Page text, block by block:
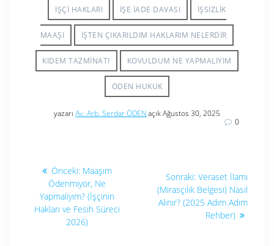
IŞÇI HAKLARI İŞE İADE DAVASI İŞSIZLIK
MAAŞI İŞTEN ÇIKARILDIM HAKLARIM NELERDIR
KIDEM TAZMINATI KOVULDUM NE YAPMALIYIM
ÖDEN HUKUK
yazarıAv. Arb. Serdar ÖDENaçık Ağustos 30, 2025
0
Yazı
gezinmesi
Önceki: Önceki
yazı:
Maaşım
Ödenmiyor, Ne
Yapmalıyım? (İşçinin
Hakları ve Fesih Süreci
2026)
Sonraki: Sonraki
yazı:
Veraset İlamı
(Mirasçılık Belgesi) Nasıl
Alınır? (2025 Adım Adım
Rehber)